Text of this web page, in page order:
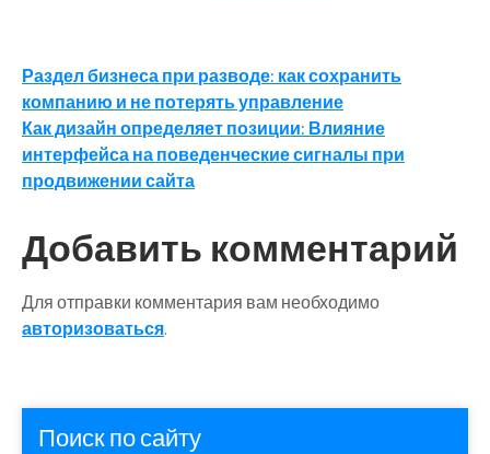
Навигация
по
записям
Раздел бизнеса при разводе: как сохранить
компанию и не потерять управление
Как дизайн определяет позиции: Влияние
интерфейса на поведенческие сигналы при
продвижении сайта
Добавить комментарий
Для отправки комментария вам необходимо
авторизоваться.
Поиск по сайту